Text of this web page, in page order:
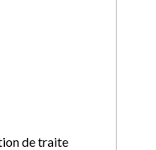
de traite